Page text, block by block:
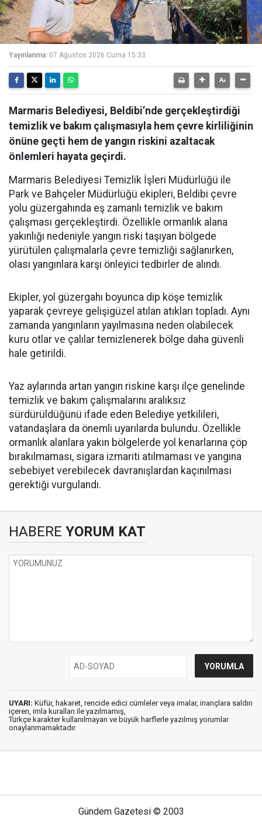
Yayınlanma: 07 Ağustos 2026 Cuma 15:33
Marmaris Belediyesi, Beldibi’nde gerçekleştirdiği
temizlik ve bakım çalışmasıyla hem çevre kirliliğinin
önüne geçti hem de yangın riskini azaltacak
önlemleri hayata geçirdi.
Marmaris Belediyesi Temizlik İşleri Müdürlüğü ile
Park ve Bahçeler Müdürlüğü ekipleri, Beldibi çevre
yolu güzergahında eş zamanlı temizlik ve bakım
çalışması gerçekleştirdi. Özellikle ormanlık alana
yakınlığı nedeniyle yangın riski taşıyan bölgede
yürütülen çalışmalarla çevre temizliği sağlanırken,
olası yangınlara karşı önleyici tedbirler de alındı.
Ekipler, yol güzergahı boyunca dip köşe temizlik
yaparak çevreye gelişigüzel atılan atıkları topladı. Aynı
zamanda yangınların yayılmasına neden olabilecek
kuru otlar ve çalılar temizlenerek bölge daha güvenli
hale getirildi.
Yaz aylarında artan yangın riskine karşı ilçe genelinde
temizlik ve bakım çalışmalarını aralıksız
sürdürüldüğünü ifade eden Belediye yetkilileri,
vatandaşlara da önemli uyarılarda bulundu. Özellikle
ormanlık alanlara yakın bölgelerde yol kenarlarına çöp
bırakılmaması, sigara izmariti atılmaması ve yangına
sebebiyet verebilecek davranışlardan kaçınılması
gerektiği vurgulandı.
HABERE YORUM KAT
UYARI: Küfür, hakaret, rencide edici cümleler veya imalar, inançlara saldırı
içeren, imla kuralları ile yazılmamış,
Türkçe karakter kullanılmayan ve büyük harflerle yazılmış yorumlar
onaylanmamaktadır.
Gündem Gazetesi © 2003